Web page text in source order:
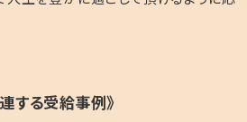
する受給事例》